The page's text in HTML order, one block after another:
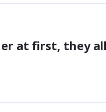
at first, they